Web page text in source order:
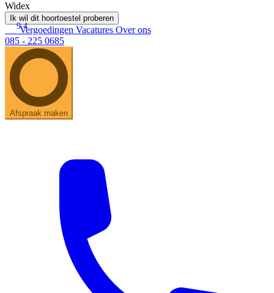
Widex
Ik wil dit hoortoestel proberen
9.4
Vergoedingen Vacatures Over ons
085 - 225 0685
Afspraak maken